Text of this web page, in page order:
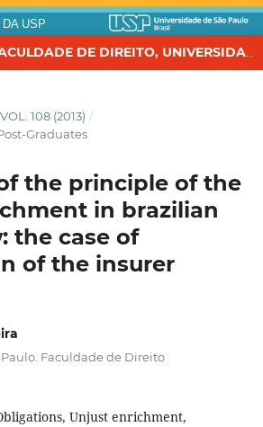
USP
REVISTA DA FACULDADE DE DIREITO, UNIVERSIDADE DE SÃO PAULO
VOL. 108 (2013) /
Graduates
the principle of the
in brazilian
the case of
of the insurer
Faculdade de Direito
Unjust enrichment,